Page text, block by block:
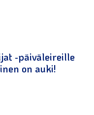
-päiväleireille
on auki!